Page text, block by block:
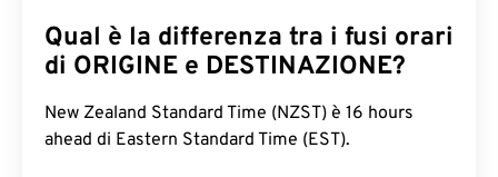
Qual è la differenza tra i fusi orari
di ORIGINE e DESTINAZIONE?
New Zealand Standard Time (NZST) è 16 hours
ahead di Eastern Standard Time (EST).